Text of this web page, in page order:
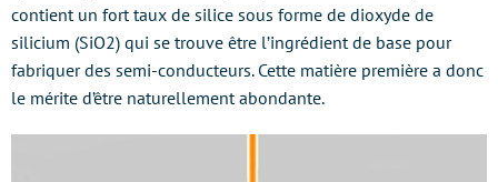
contient un fort taux de silice sous forme de dioxyde de
silicium (SiO2) qui se trouve être l’ingrédient de base pour
fabriquer des semi-conducteurs. Cette matière première a donc
le mérite d’être naturellement abondante.